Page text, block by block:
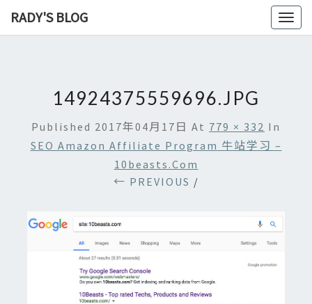
RADY'S BLOG
14924375559696.JPG
Published 2017年04月17日 At 779 × 332 In
SEO Amazon Affiliate Program 牛站学习 –
10beasts.com
← PREVIOUS /